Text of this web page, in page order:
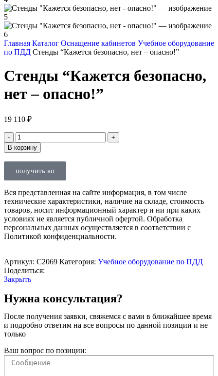
Главная Каталог Оснащение кабинетов Учебное оборудование
по ПДД Стенды “Кажется безопасно, нет – опасно!”
Стенды “Кажется безопасно,
нет – опасно!”
19 110 ₽
В корзину
получить кп
Вся представленная на сайте информация, в том числе
технические характеристики, наличие на складе, стоимость
товаров, носит информационный характер и ни при каких
условиях не является публичной офертой. Обработка
персональных данных осуществляется в соответствии с
Политикой конфиденциальности.
Артикул: С2069 Категория: Учебное оборудование по ПДД
Поделиться:
Закрыть
Нужна консультация?
После получения заявки, свяжемся с вами в ближайшее время
и подробно ответим на все вопросы по данной позиции и не
только
Ваш вопрос по позиции: